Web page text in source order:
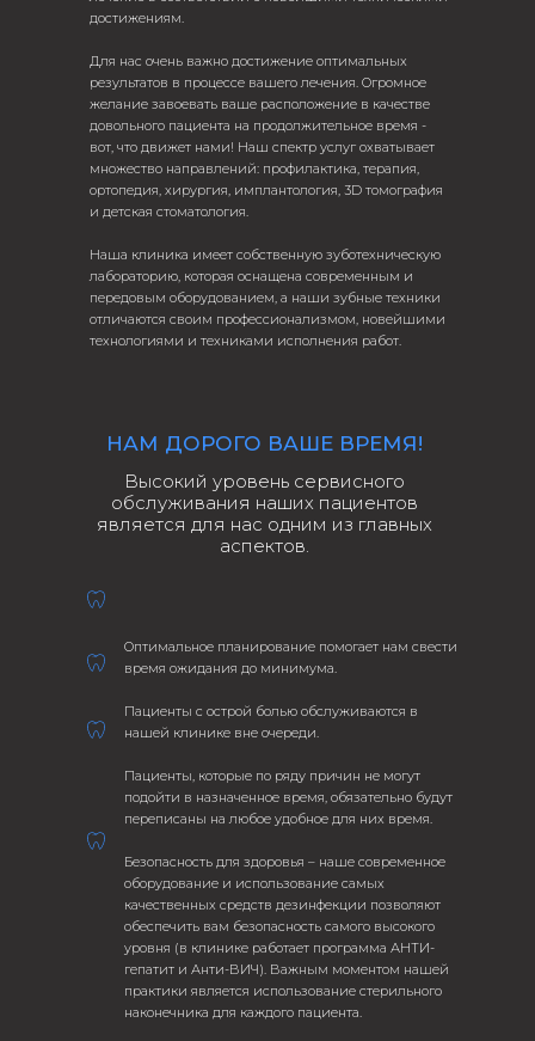
достижениям.
Для нас очень важно достижение оптимальных
результатов в процессе вашего лечения. Огромное
желание завоевать ваше расположение в качестве
довольного пациента на продолжительное время -
вот, что движет нами! Наш спектр услуг охватывает
множество направлений: профилактика, терапия,
ортопедия, хирургия, имплантология, 3D томография
и детская стоматология.
Наша клиника имеет собственную зуботехническую
лабораторию, которая оснащена современным и
передовым оборудованием, а наши зубные техники
отличаются своим профессионализмом, новейшими
технологиями и техниками исполнения работ.
НАМ ДОРОГО ВАШЕ ВРЕМЯ!
Высокий уровень сервисного
обслуживания наших пациентов
является для нас одним из главных
аспектов.
Оптимальное планирование помогает нам свести
время ожидания до минимума.
Пациенты с острой болью обслуживаются в
нашей клинике вне очереди.
Пациенты, которые по ряду причин не могут
подойти в назначенное время, обязательно будут
переписаны на любое удобное для них время.
Безопасность для здоровья – наше современное
оборудование и использование самых
качественных средств дезинфекции позволяют
обеспечить вам безопасность самого высокого
уровня (в клинике работает программа АНТИ-
гепатит и Анти-ВИЧ). Важным моментом нашей
практики является использование стерильного
наконечника для каждого пациента.